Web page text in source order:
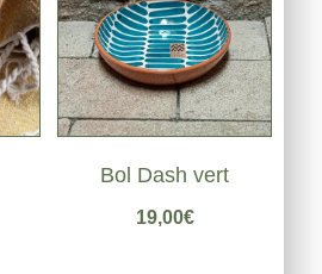
Bol Dash vert
19,00€